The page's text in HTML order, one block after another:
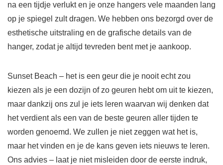
na een tijdje verlukt en je onze hangers vele maanden lang
op je spiegel zult dragen. We hebben ons bezorgd over de
esthetische uitstraling en de grafische details van de
hanger, zodat je altijd tevreden bent met je aankoop.
Sunset Beach – het is een geur die je nooit echt zou
kiezen als je een dozijn of zo geuren hebt om uit te kiezen,
maar dankzij ons zul je iets leren waarvan wij denken dat
het verdient als een van de beste geuren aller tijden te
worden genoemd. We zullen je niet zeggen wat het is,
maar het vinden en je de kans geven iets nieuws te leren.
Ons advies – laat je niet misleiden door de eerste indruk,